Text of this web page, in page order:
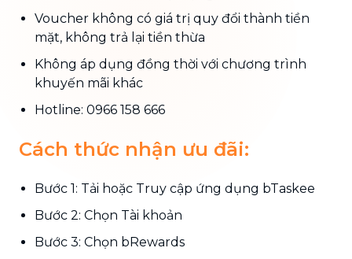
Voucher không có giá trị quy đổi thành tiền
mặt, không trả lại tiền thừa
Không áp dụng đồng thời với chương trình
khuyến mãi khác
Hotline: 0966 158 666
Cách thức nhận ưu đãi:
Bước 1: Tải hoặc Truy cập ứng dụng bTaskee
Bước 2: Chọn Tài khoản
Bước 3: Chọn bRewards